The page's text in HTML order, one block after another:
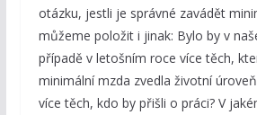
otázku, jestli je správné zavádět
můžeme položit i jinak: Bylo by v
případě v letošním roce více těch,
minimální mzda zvedla životní
více těch, kdo by přišli o práci? V